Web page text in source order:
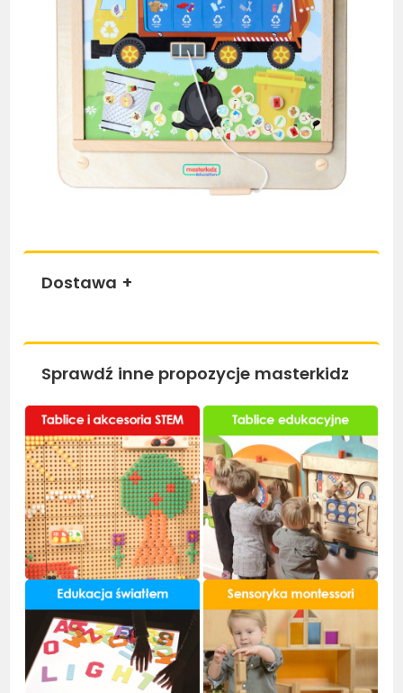
Dostawa +
Sprawdź inne propozycje masterkidz